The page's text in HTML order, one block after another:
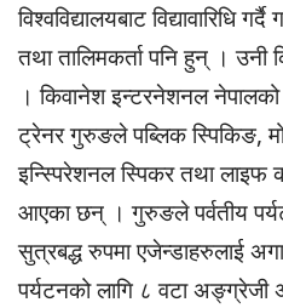
विश्वविद्यालयबाट विद्यावारिधि
तथा तालिमकर्ता पनि हुन् । उनी
। किवानेश इन्टरनेशनल
ट्रेनर गुरुङले पब्लिक स्पिकिङ,
इन्स्पिरेशनल स्पिकर तथा लाइफ
आएका छन् । गुरुङले पर्वतीय
सुत्रबद्ध रुपमा एजेन्डाहरुलाई
पर्यटनको लागि ८ वटा अङ्ग्रेजी